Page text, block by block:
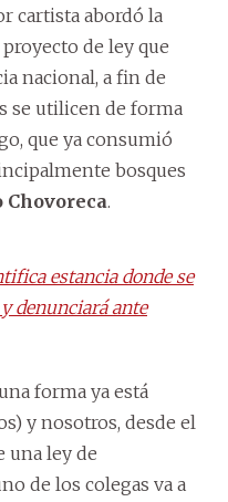
cartista abordó la
de ley que
nacional, a fin de
se utilicen de forma
que ya consumió
bosques
Chovoreca.
estancia donde se
denunciará ante
forma ya está
y nosotros, desde el
una ley de
de los colegas va a